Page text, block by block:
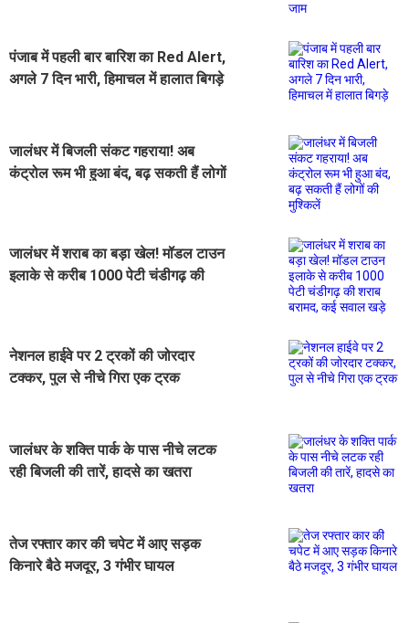
पंजाब में पहली बार बारिश का Red Alert,
अगले 7 दिन भारी, हिमाचल में हालात बिगड़े
जालंधर में बिजली संकट गहराया! अब
कंट्रोल रूम भी हुआ बंद, बढ़ सकती हैं लोगों
जालंधर में शराब का बड़ा खेल! मॉडल टाउन
इलाके से करीब 1000 पेटी चंडीगढ़ की
नेशनल हाईवे पर 2 ट्रकों की जोरदार
टक्कर, पुल से नीचे गिरा एक ट्रक
जालंधर के शक्ति पार्क के पास नीचे लटक
रही बिजली की तारें, हादसे का खतरा
तेज रफ्तार कार की चपेट में आए सड़क
किनारे बैठे मजदूर, 3 गंभीर घायल